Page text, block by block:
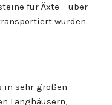
für Äxte – über
wurden.
in sehr großen
Langhäusern,